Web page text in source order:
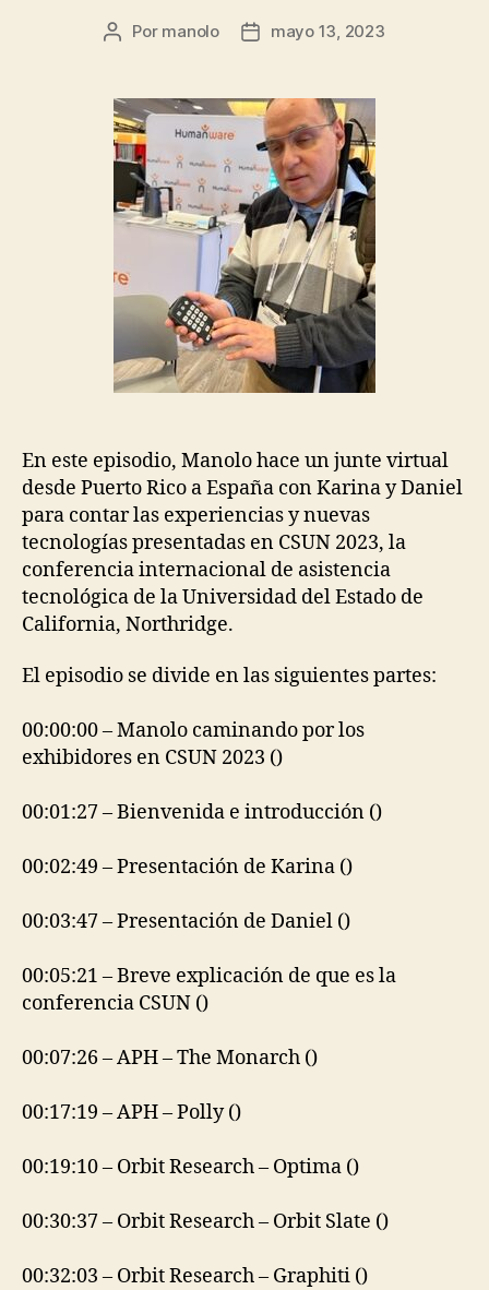
Autor
entrada
Por manolo
Fecha
entrada
mayo 13, 2023
En este episodio, Manolo hace un junte virtual
desde Puerto Rico a España con Karina y Daniel
para contar las experiencias y nuevas
tecnologías presentadas en CSUN 2023, la
conferencia internacional de asistencia
tecnológica de la Universidad del Estado de
California, Northridge.
El episodio se divide en las siguientes partes:
00:00:00 – Manolo caminando por los
exhibidores en CSUN 2023 ()
00:01:27 – Bienvenida e introducción ()
00:02:49 – Presentación de Karina ()
00:03:47 – Presentación de Daniel ()
00:05:21 – Breve explicación de que es la
conferencia CSUN ()
00:07:26 – APH – The Monarch ()
00:17:19 – APH – Polly ()
00:19:10 – Orbit Research – Optima ()
00:30:37 – Orbit Research – Orbit Slate ()
00:32:03 – Orbit Research – Graphiti ()